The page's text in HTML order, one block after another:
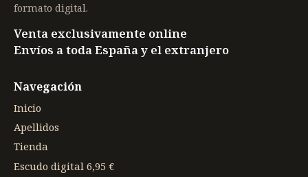
formato digital.
Venta exclusivamente online
Envíos a toda España y el extranjero
Navegación
Inicio
Apellidos
Tienda
Escudo digital 6,95 €